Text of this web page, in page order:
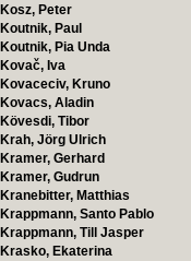
Kosz, Peter
Koutnik, Paul
Koutnik, Pia Unda
Kovač, Iva
Kovaceciv, Kruno
Kovacs, Aladin
Kövesdi, Tibor
Krah, Jörg Ulrich
Kramer, Gerhard
Kramer, Gudrun
Kranebitter, Matthias
Krappmann, Santo Pablo
Krappmann, Till Jasper
Krasko, Ekaterina